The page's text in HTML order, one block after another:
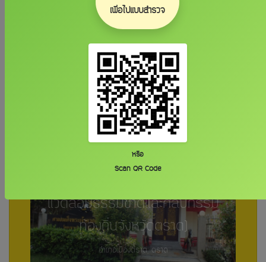
อำเภอปากพะยูน, พัทลุง
7.3465546708, 100.277692834
แวดล้อมธรรมชาติและศิลปกรรม
ท้องถิ่นจังหวัดตราด)
อำเภอเมืองตราด, ตราด
เพื่อไปแบบสำรวจ
หรือ
Scan QR Code